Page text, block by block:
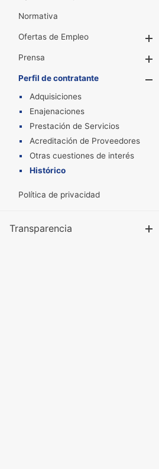
Normativa
Ofertas de Empleo
Prensa
Perfil de contratante
Adquisiciones
Enajenaciones
Prestación de Servicios
Acreditación de Proveedores
Otras cuestiones de interés
Histórico
Política de privacidad
Transparencia